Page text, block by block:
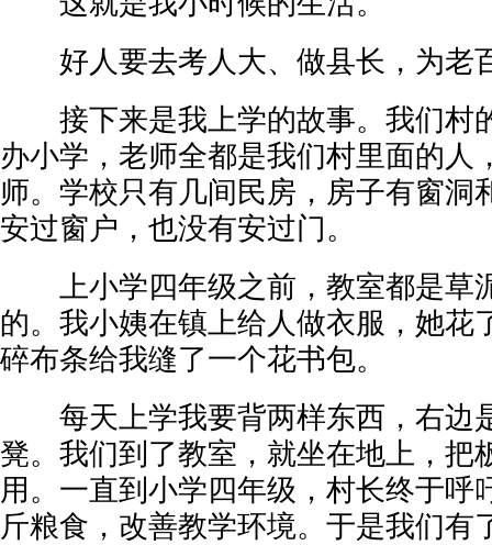
好人要去考人大、做县长，为老
接下来是我上学的故事。我们村
办小学，老师全都是我们村里面的人
师。学校只有几间民房，房子有窗洞
安过窗户，也没有安过门。
上小学四年级之前，教室都是草
的。我小姨在镇上给人做衣服，她花
碎布条给我缝了一个花书包。
每天上学我要背两样东西，右边
凳。我们到了教室，就坐在地上，把
用。一直到小学四年级，村长终于呼
斤粮食，改善教学环境。于是我们有